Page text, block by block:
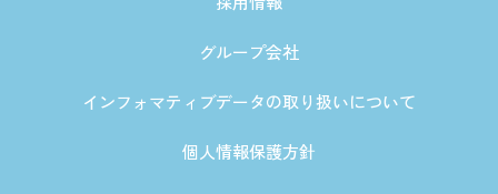
グループ会社
インフォマティブデータの取り扱いについて
個人情報保護方針